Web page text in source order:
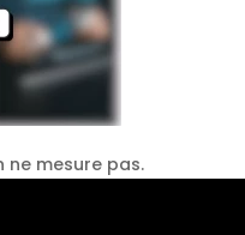
ne mesure pas.